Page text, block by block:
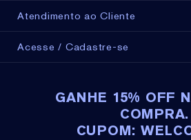
Água
Água clorada
Água salgada
Umidade
Atendimento ao Cliente
Acesse / Cadastre-se
GANHE 15% OFF
COMPRA.
CUPOM: